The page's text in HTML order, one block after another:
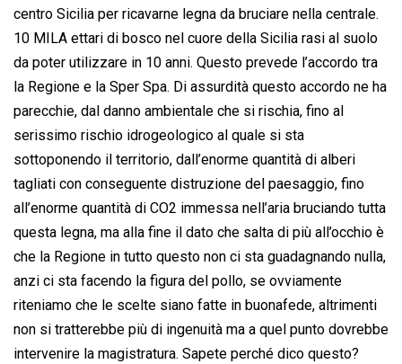
centro Sicilia per ricavarne legna da bruciare nella centrale.
10 MILA ettari di bosco nel cuore della Sicilia rasi al suolo
da poter utilizzare in 10 anni. Questo prevede l’accordo tra
la Regione e la Sper Spa. Di assurdità questo accordo ne ha
parecchie, dal danno ambientale che si rischia, fino al
serissimo rischio idrogeologico al quale si sta
sottoponendo il territorio, dall’enorme quantità di alberi
tagliati con conseguente distruzione del paesaggio, fino
all’enorme quantità di CO2 immessa nell’aria bruciando tutta
questa legna, ma alla fine il dato che salta di più all’occhio è
che la Regione in tutto questo non ci sta guadagnando nulla,
anzi ci sta facendo la figura del pollo, se ovviamente
riteniamo che le scelte siano fatte in buonafede, altrimenti
non si tratterebbe più di ingenuità ma a quel punto dovrebbe
intervenire la magistratura. Sapete perché dico questo?